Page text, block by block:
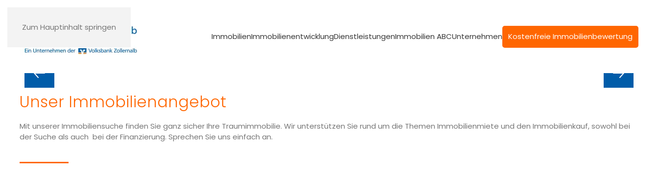
Zum Hauptinhalt springen
ImmobilienImmobilienentwicklungDienstleistungenImmobilien ABCUnternehmen Kostenfreie Immobilienbewertung
Finden Sie Ihre Traumimmobilie
Sie möchten sich den Traum der eigenen vier Wänden erfüllen oder sind auf der
Suche nach einem passenden Grundstück? Dann werfen Sie ein Blick auf unsere
Nehmen Sie Kontakt mit uns auf
Unser Immobilien­angebot
Mit unserer Immobiliensuche finden Sie ganz sicher Ihre Traumimmobilie. Wir unterstützen Sie rund um die Themen Immobilienmiete und den Immobilienkauf, sowohl bei
der Suche als auch bei der Finanzierung. Sprechen Sie uns einfach an.